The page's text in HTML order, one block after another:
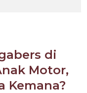
di
Motor,
Kemana?